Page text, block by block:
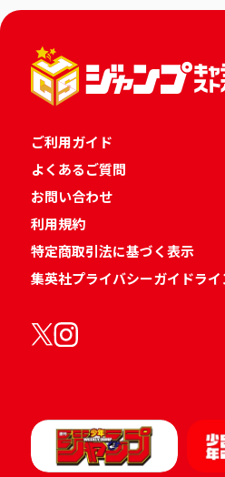
ご利用ガイド
よくあるご質問
お問い合わせ
利用規約
特定商取引法に基づく表示
集英社プライバシーガイドライ